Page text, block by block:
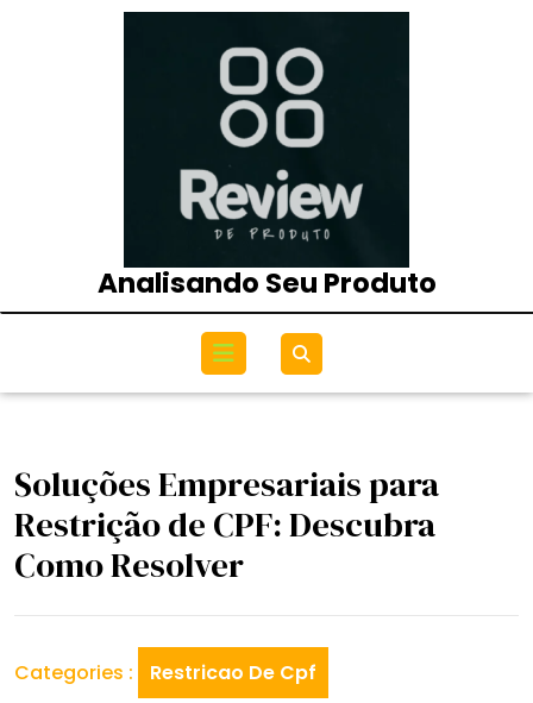
Analisando Seu Produto
Open
Menu
Soluções Empresariais para
Restrição de CPF: Descubra
Como Resolver
Categories : Restricao De Cpf